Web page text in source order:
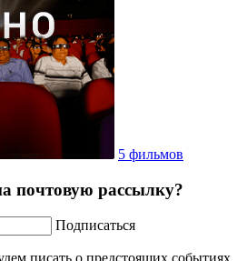
5 фильмов
почтовую рассылку?
Подписаться